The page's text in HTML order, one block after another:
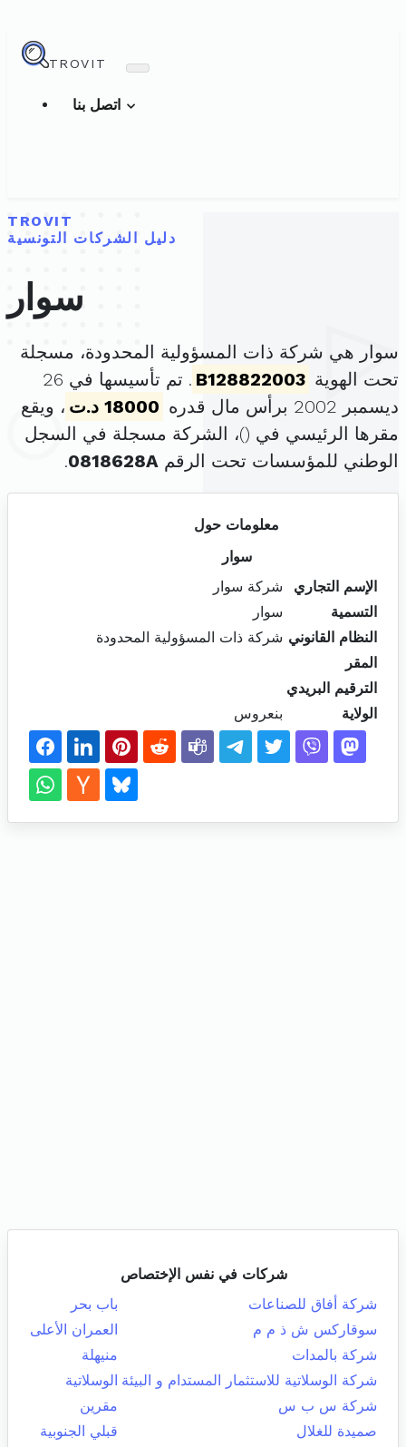
TROVIT
TROVIT
دليل الشركات التونسية
سوار
سوار هي شركة ذات المسؤولية المحدودة، مسجلة
تحت الهوية B128822003
. تم تأسيسها في 26
ديسمبر 2002 برأس مال قدره
18000 د.ت
، ويقع
مقرها الرئيسي في ()، الشركة مسجلة في السجل
الوطني للمؤسسات تحت الرقم 0818628A
.
معلومات حول
سوار
الإسم التجاري
شركة سوار
التسمية
سوار
النظام القانوني شركة ذات المسؤولية المحدودة
المقر
الترقيم البريدي
الولاية
بنعروس
شركات في نفس الإختصاص
شركة أفاق للصناعات
باب بحر
سوقاركس ش ذ م م
العمران الأعلى
شركة بالمدات
منيهلة
شركة الوسلاتية للاستثمار المستدام و البيئة الوسلاتية
شركة س ب س
مقرين
صميدة للغلال
قبلي الجنوبية